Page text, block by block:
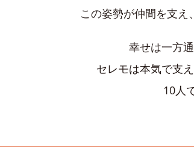
この姿勢が仲間を支
幸せは一方
セレモは本気で支
10人